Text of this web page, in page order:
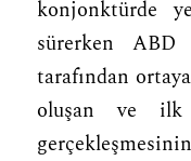
konjonktürde
sürerken ABD
tarafından
oluşan ve ilk